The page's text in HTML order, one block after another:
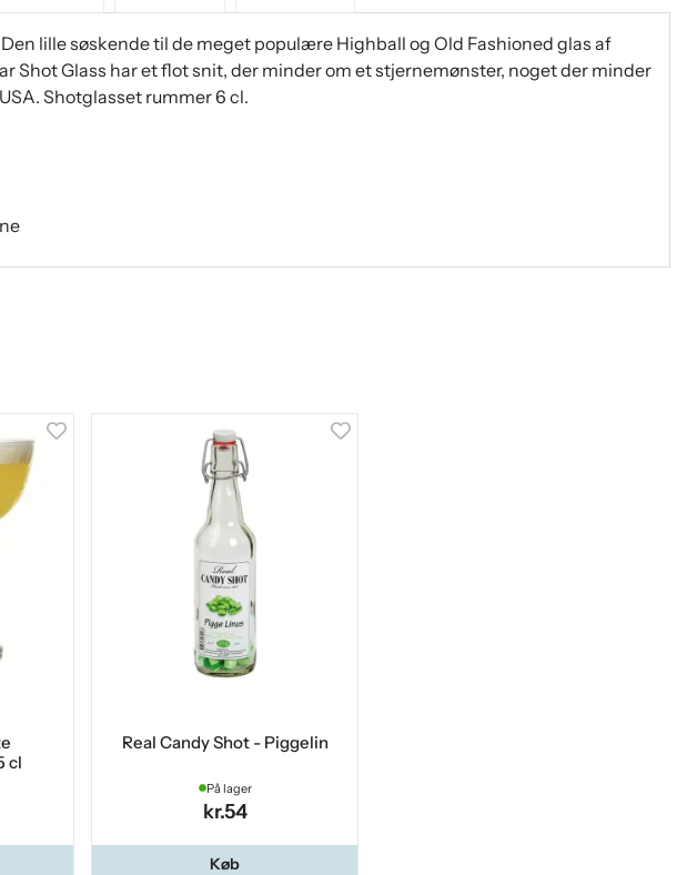
lille søskende til de meget populære Highball og Old Fashioned glas af
Shot Glass har et flot snit, der minder om et stjernemønster, noget der minder
Shotglasset rummer 6 cl.
cl
Real Candy Shot - Piggelin
På lager
kr.54
Køb